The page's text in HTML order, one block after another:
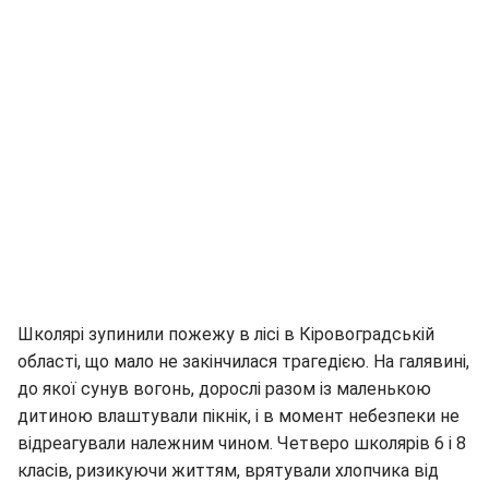
Школярі зупинили пожежу в лісі в Кіровоградській
області, що мало не закінчилася трагедією. На галявині,
до якої сунув вогонь, дорослі разом із маленькою
дитиною влаштували пікнік, і в момент небезпеки не
відреагували належним чином. Четверо школярів 6 і 8
класів, ризикуючи життям, врятували хлопчика від